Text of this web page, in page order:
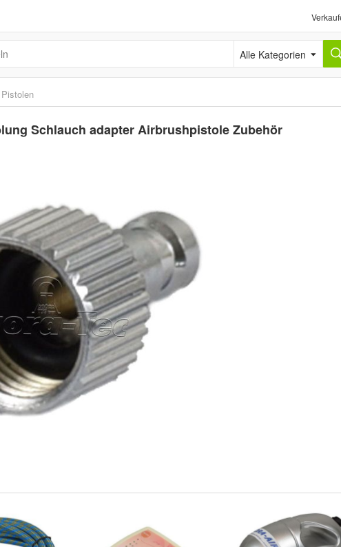
Alle Kategorien
Pistolen
Schlauch adapter Airbrushpistole Zubehör